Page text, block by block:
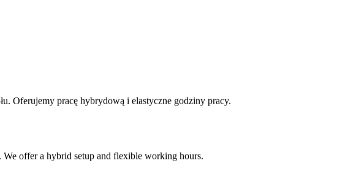
Oferujemy pracę hybrydową i elastyczne godziny pracy.
offer a hybrid setup and flexible working hours.